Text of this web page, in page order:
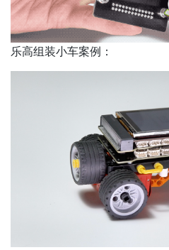
乐高组装小车案例：